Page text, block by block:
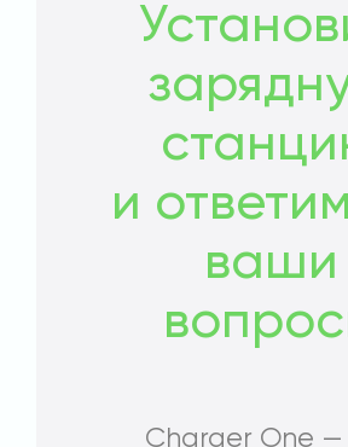
и
ваши
Charger One —